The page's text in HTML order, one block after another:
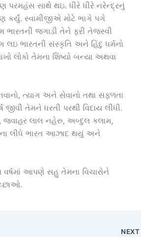
પરમહંસ સાથે થઇ. ધીરે ધીરે નરેન્દ્રનું
કર્યું. સ્વામીજીએ મોટે ભાગે પગે
ભારતની જગાડી તેને ફરી તેજસ્વી
લઇ ભારતની સંસ્કૃતિ અને હિંદુ ધર્મનો
લોકો તેમના શિષ્યો બન્યા અથવા
ત્યાગ અને સેવાનો તથા સફળતા
તેમને ધરતી પરથી વિદાય લીધી.
લાલ નહેરુ, અબ્દુલ કલામ,
લીધે ભારત આઝાદ થયું અને
આપણે સહુ તેમના વિચારોને
NEXT